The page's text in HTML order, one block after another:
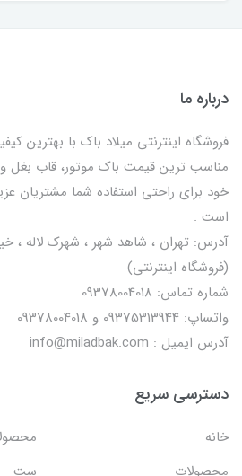
درباره ما
فروشگاه اینترنتی میلاد باک با
مناسب ترین قیمت باک موتور، قاب بغل
خود برای راحتی استفاده شما مشتریان
است .
(فروشگاه اینترنتی)
شماره تماس: 09378004018
واتساپ: 09375313944 و 09378004018
آدرس ایمیل : info@miladbak.com
دسترسی سریع
خانه
محصولات
ست